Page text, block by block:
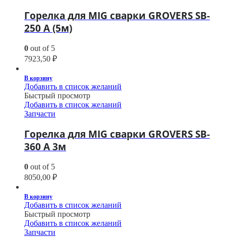
Горелка для MIG сварки GROVERS SB-
250 А (5м)
0 out of 5
7923,50 ₽
В корзину
Добавить в список желаний
Быстрый просмотр
Добавить в список желаний
Запчасти
Горелка для MIG сварки GROVERS SB-
360 А 3м
0 out of 5
8050,00 ₽
В корзину
Добавить в список желаний
Быстрый просмотр
Добавить в список желаний
Запчасти